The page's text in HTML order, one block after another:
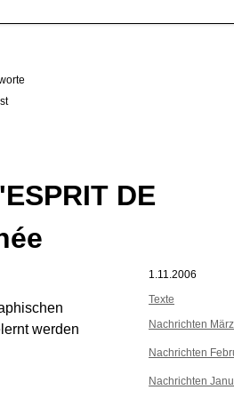
DE
1.11.2006
Texte
Nachrichten
Nachrichten
Nachrichten
werden